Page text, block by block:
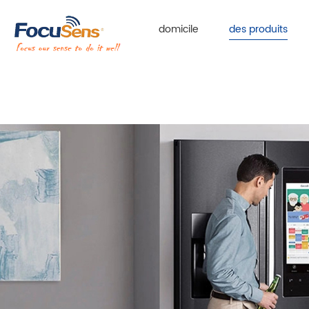
domicile des produits